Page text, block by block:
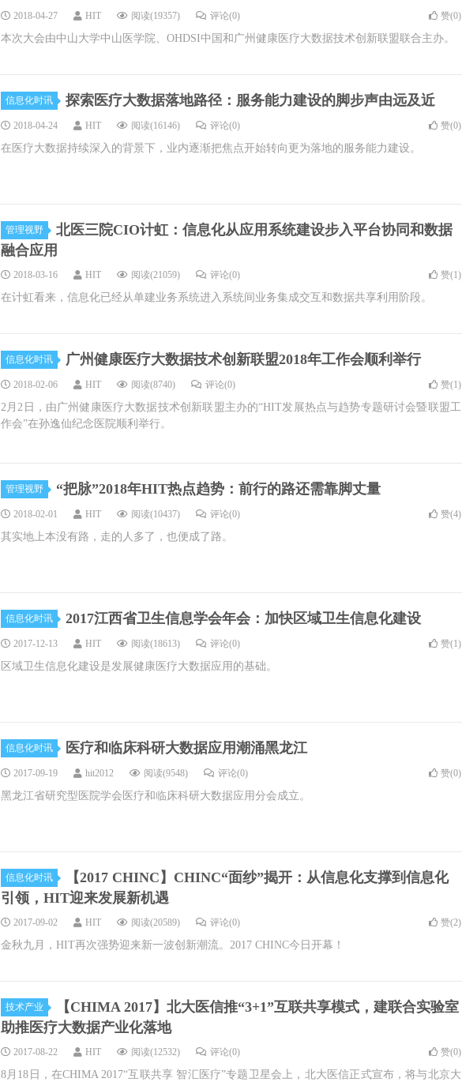
2018-04-27 HIT 阅读(19357) 评论(0) 赞(0)
本次大会由中山大学中山医学院、OHDSI中国和广州健康医疗大数据技术创新联盟联合主办。
信息化时讯 探索医疗大数据落地路径：服务能力建设的脚步声由远及近
2018-04-24 HIT 阅读(16146) 评论(0) 赞(0)
在医疗大数据持续深入的背景下，业内逐渐把焦点开始转向更为落地的服务能力建设。
管理视野
北医三院CIO计虹：信息化从应用系统建设步入平台协同和数据
融合应用
2018-03-16 HIT 阅读(21059) 评论(0) 赞(1)
在计虹看来，信息化已经从单建业务系统进入系统间业务集成交互和数据共享利用阶段。
信息化时讯 广州健康医疗大数据技术创新联盟2018年工作会顺利举行
2018-02-06 HIT 阅读(8740) 评论(0) 赞(1)
2月2日，由广州健康医疗大数据技术创新联盟主办的“HIT发展热点与趋势专题研讨会暨联盟工
作会”在孙逸仙纪念医院顺利举行。
管理视野 “把脉”2018年HIT热点趋势：前行的路还需靠脚丈量
2018-02-01 HIT 阅读(10437) 评论(0) 赞(4)
其实地上本没有路，走的人多了，也便成了路。
信息化时讯 2017江西省卫生信息学会年会：加快区域卫生信息化建设
2017-12-13 HIT 阅读(18613) 评论(0) 赞(1)
区域卫生信息化建设是发展健康医疗大数据应用的基础。
信息化时讯 医疗和临床科研大数据应用潮涌黑龙江
2017-09-19 hit2012 阅读(9548) 评论(0) 赞(0)
黑龙江省研究型医院学会医疗和临床科研大数据应用分会成立。
信息化时讯
【2017 CHINC】CHINC“面纱”揭开：从信息化支撑到信息化
引领，HIT迎来发展新机遇
2017-09-02 HIT 阅读(20589) 评论(0) 赞(2)
金秋九月，HIT再次强势迎来新一波创新潮流。2017 CHINC今日开幕！
技术产业
【CHIMA 2017】北大医信推“3+1”互联共享模式，建联合实验室
助推医疗大数据产业化落地
2017-08-22 HIT 阅读(12532) 评论(0) 赞(0)
8月18日，在CHIMA 2017“互联共享 智汇医疗”专题卫星会上，北大医信正式宣布，将与北京大